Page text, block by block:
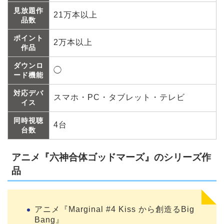
見放題作
品数
21万本以上
ポイント
作品
2万本以上
ダウンロ
ード機能
◯
対応デバ
イス
スマホ・PC・タブレット・テレビ
同時視聴
台数
4台
アニメ『六神合体ゴッドマーズ』のシリーズ作
品
アニメ『Marginal #4 Kiss から創造るBig
Bang』